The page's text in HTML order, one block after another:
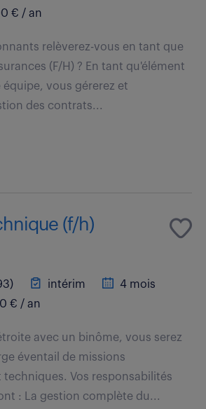
€ / an
relèverez-vous en tant que
(F/H) ? En tant qu'élément
vous gérerez et
des contrats...
(f/h)
intérim
4 mois
€ / an
avec un binôme, vous serez
éventail de missions
Vos responsabilités
: La gestion complète du...